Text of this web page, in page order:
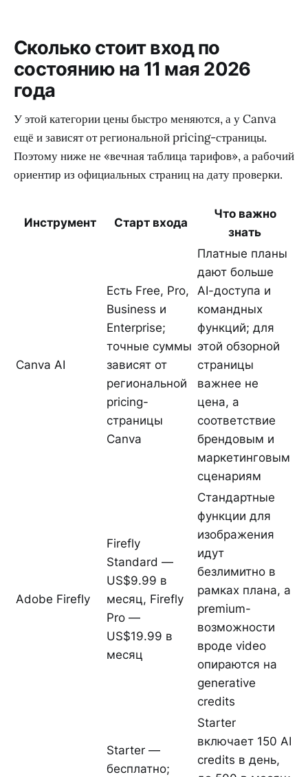
Сколько стоит вход по
состоянию на 11 мая 2026
года
У этой категории цены быстро меняются, а у Canva
ещё и зависят от региональной pricing-страницы.
Поэтому ниже не «вечная таблица тарифов», а рабочий
ориентир из официальных страниц на дату проверки.
Инструмент Старт входа
Что важно
знать
Canva AI
Есть Free, Pro,
Business и
Enterprise;
точные суммы
зависят от
региональной
pricing-
страницы
Canva
Платные планы
дают больше
AI-доступа и
командных
функций; для
этой обзорной
страницы
важнее не
цена, а
соответствие
брендовым и
маркетинговым
сценариям
Adobe Firefly
Firefly
Standard —
US$9.99 в
месяц, Firefly
Pro —
US$19.99 в
месяц
Стандартные
функции для
изображения
идут
безлимитно в
рамках плана, а
premium-
возможности
вроде video
опираются на
generative
credits
Starter —
бесплатно;
Starter
включает 150 AI
credits в день,